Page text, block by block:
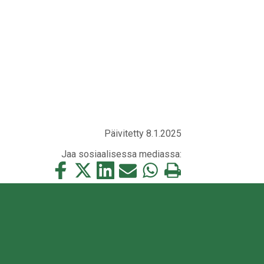
Päivitetty 8.1.2025
Jaa sosiaalisessa mediassa:
Jaa
tämä
Jaa
tämä
Jaa
tämä
Jaa
tämä
Jaa
tämä
Tulosta
tämä